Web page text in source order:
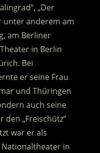
„Der
unter anderem am
am Berliner
in Berlin
Bei
er seine Frau
und Thüringen
auch seine
den „Freischütz“
war er als
Nationaltheater in